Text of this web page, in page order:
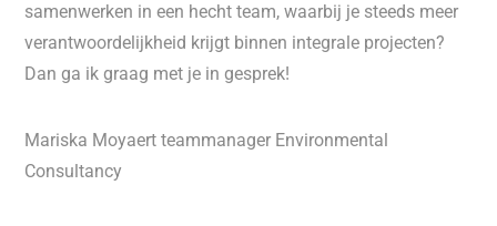
samenwerken in een hecht team, waarbij je steeds meer
verantwoordelijkheid krijgt binnen integrale projecten?
Dan ga ik graag met je in gesprek!
Mariska Moyaert teammanager Environmental
Consultancy